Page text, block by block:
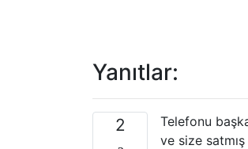
Yanıtlar:
2
Telefonu
ve size